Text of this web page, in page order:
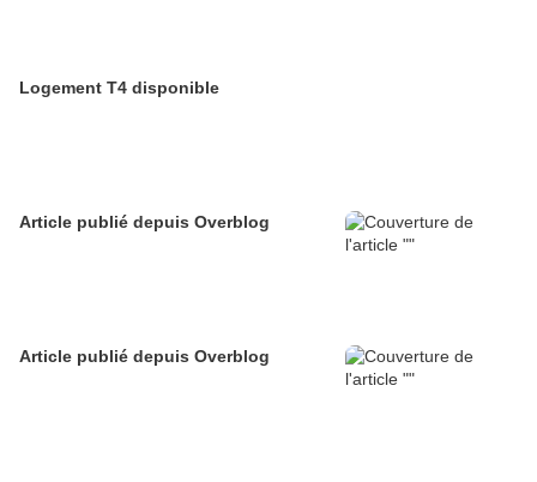
Logement T4 disponible
Article publié depuis Overblog
Article publié depuis Overblog